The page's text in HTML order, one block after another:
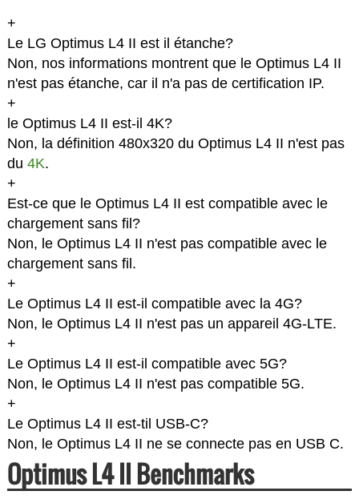
+
Le LG Optimus L4 II est il étanche?
Non, nos informations montrent que le Optimus L4 II
n'est pas étanche, car il n'a pas de certification IP.
+
le Optimus L4 II est-il 4K?
Non, la définition 480x320 du Optimus L4 II n'est pas
du 4K.
+
Est-ce que le Optimus L4 II est compatible avec le
chargement sans fil?
Non, le Optimus L4 II n'est pas compatible avec le
chargement sans fil.
+
Le Optimus L4 II est-il compatible avec la 4G?
Non, le Optimus L4 II n'est pas un appareil 4G-LTE.
+
Le Optimus L4 II est-il compatible avec 5G?
Non, le Optimus L4 II n'est pas compatible 5G.
+
Le Optimus L4 II est-til USB-C?
Non, le Optimus L4 II ne se connecte pas en USB C.
Optimus L4 II Benchmarks